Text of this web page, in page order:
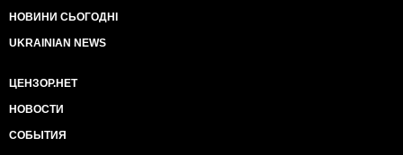
НОВИНИ СЬОГОДНІ
UKRAINIAN NEWS
ЦЕНЗОР.НЕТ
НОВОСТИ
СОБЫТИЯ